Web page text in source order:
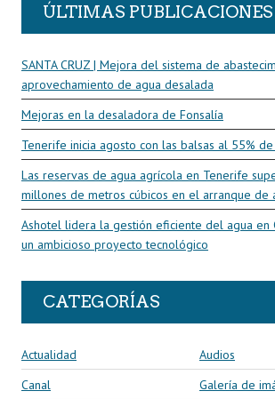
ÚLTIMAS PUBLICACIONES
SANTA CRUZ | Mejora del sistema de
aprovechamiento de agua desalada
Mejoras en la desaladora de Fonsalía
Tenerife inicia agosto con las balsas al 55% de
Las reservas de agua agrícola en Tenerife
millones de metros cúbicos en el arranque de
Ashotel lidera la gestión eficiente del agua en
un ambicioso proyecto tecnológico
CATEGORÍAS
Actualidad
Audios
Canal
Galería de